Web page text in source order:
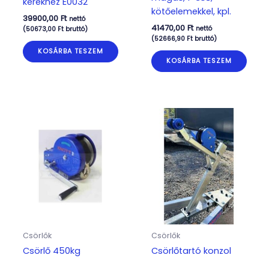
39900,00 Ft nettó
(50673,00 Ftbruttó)
KOSÁRBA TESZEM
kötőelemekkel, kpl.
41470,00 Ft nettó
(52666,90 Ftbruttó)
KOSÁRBA TESZEM
Csörlők
Csörlő 450kg
Csörlők
Csörlőtartó konzol